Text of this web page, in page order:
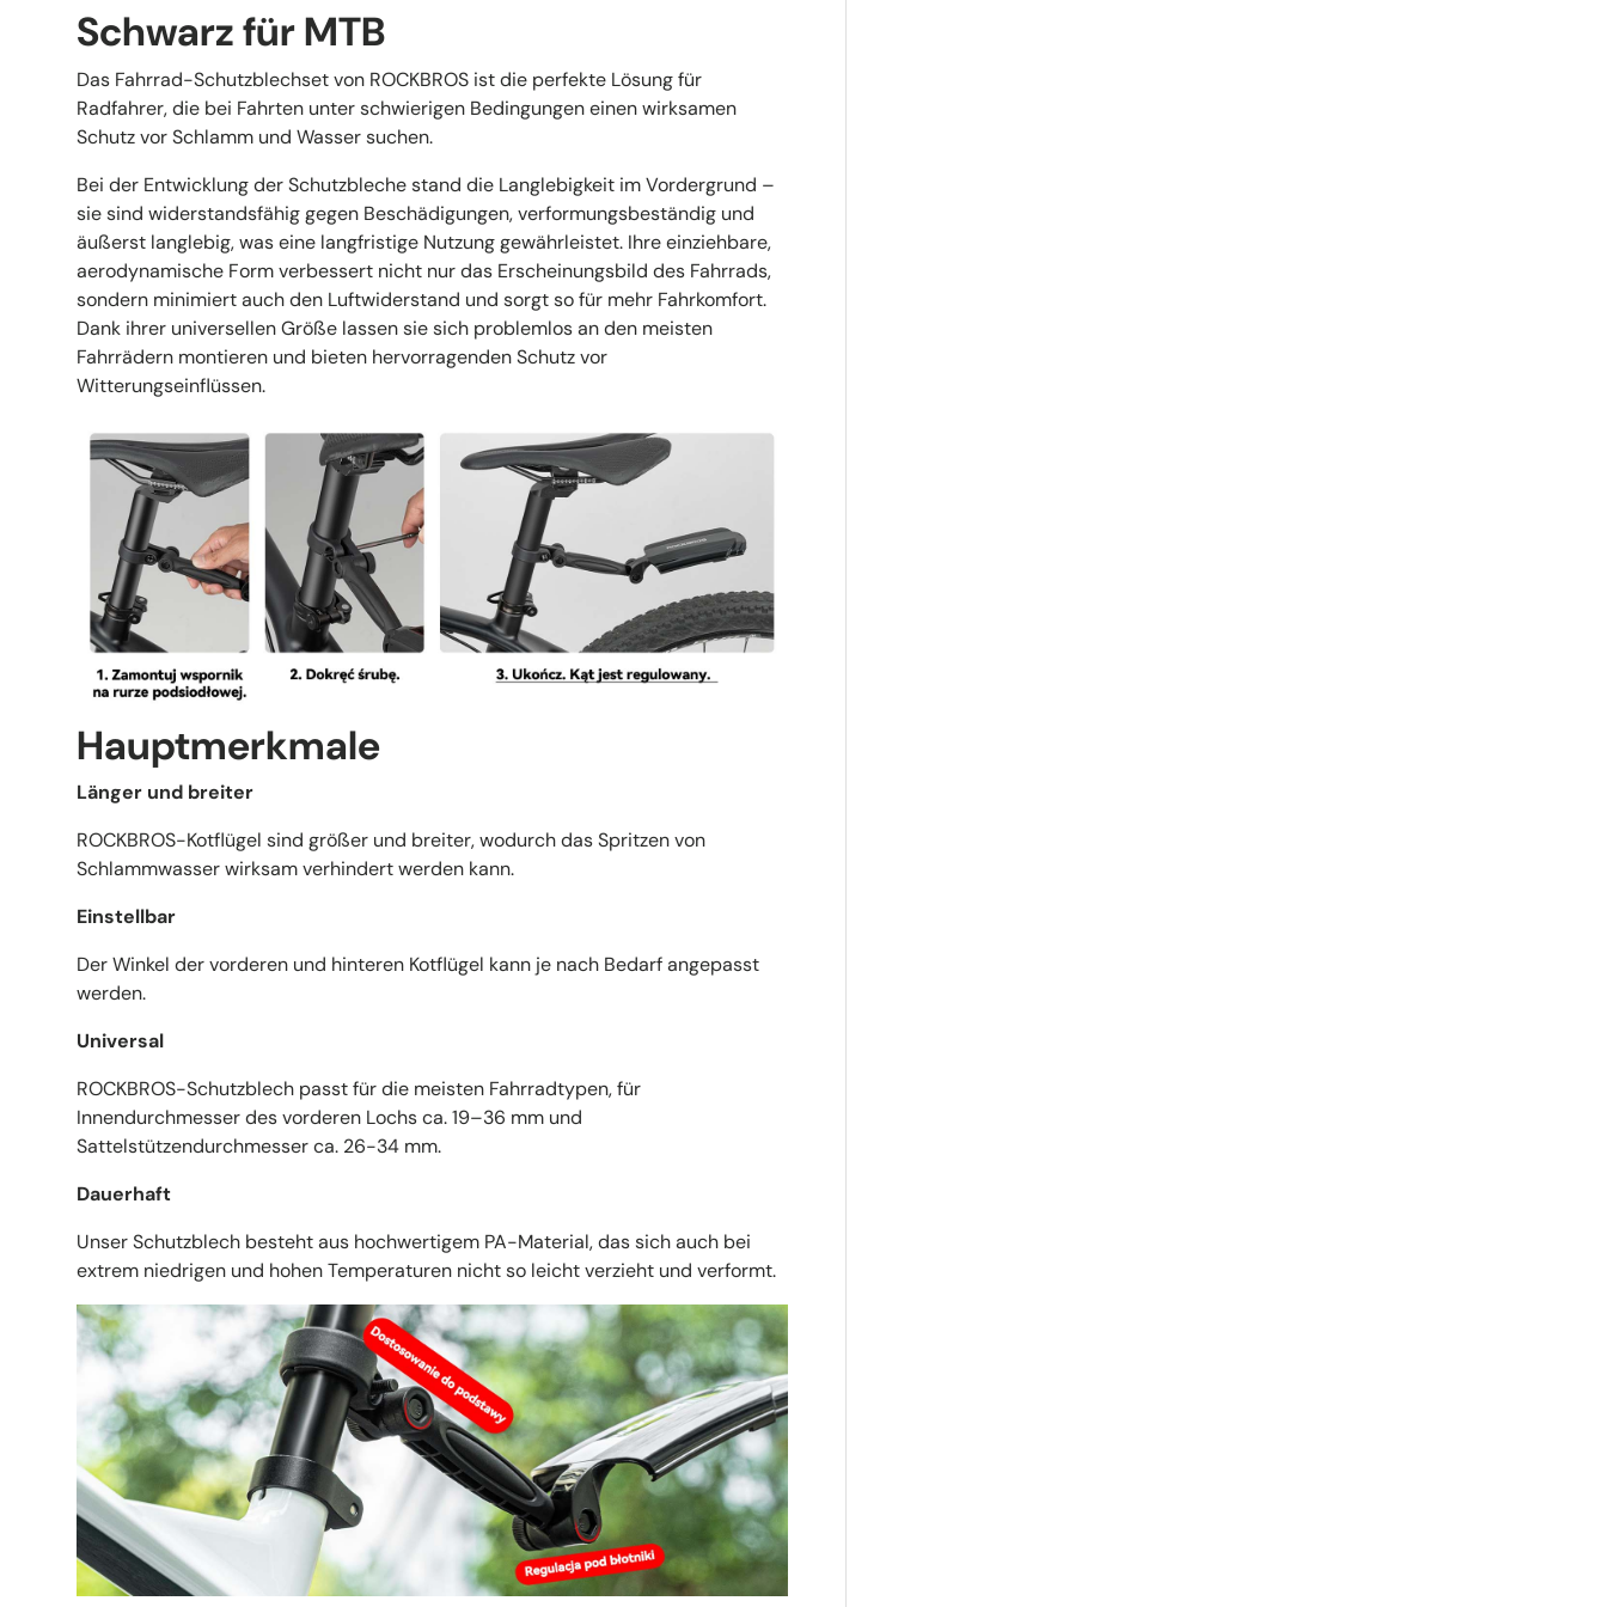
Schwarz für MTB
Das Fahrrad-Schutzblechset von ROCKBROS ist die perfekte Lösung für
Radfahrer, die bei Fahrten unter schwierigen Bedingungen einen wirksamen
Schutz vor Schlamm und Wasser suchen.
Bei der Entwicklung der Schutzbleche stand die Langlebigkeit im Vordergrund –
sie sind widerstandsfähig gegen Beschädigungen, verformungsbeständig und
äußerst langlebig, was eine langfristige Nutzung gewährleistet. Ihre einziehbare,
aerodynamische Form verbessert nicht nur das Erscheinungsbild des Fahrrads,
sondern minimiert auch den Luftwiderstand und sorgt so für mehr Fahrkomfort.
Dank ihrer universellen Größe lassen sie sich problemlos an den meisten
Fahrrädern montieren und bieten hervorragenden Schutz vor
Witterungseinflüssen.
Hauptmerkmale
Länger und breiter
ROCKBROS-Kotflügel sind größer und breiter, wodurch das Spritzen von
Schlammwasser wirksam verhindert werden kann.
Einstellbar
Der Winkel der vorderen und hinteren Kotflügel kann je nach Bedarf angepasst
werden.
Universal
ROCKBROS-Schutzblech passt für die meisten Fahrradtypen, für
Innendurchmesser des vorderen Lochs ca. 19–36 mm und
Sattelstützendurchmesser ca. 26-34 mm.
Dauerhaft
Unser Schutzblech besteht aus hochwertigem PA-Material, das sich auch bei
extrem niedrigen und hohen Temperaturen nicht so leicht verzieht und verformt.